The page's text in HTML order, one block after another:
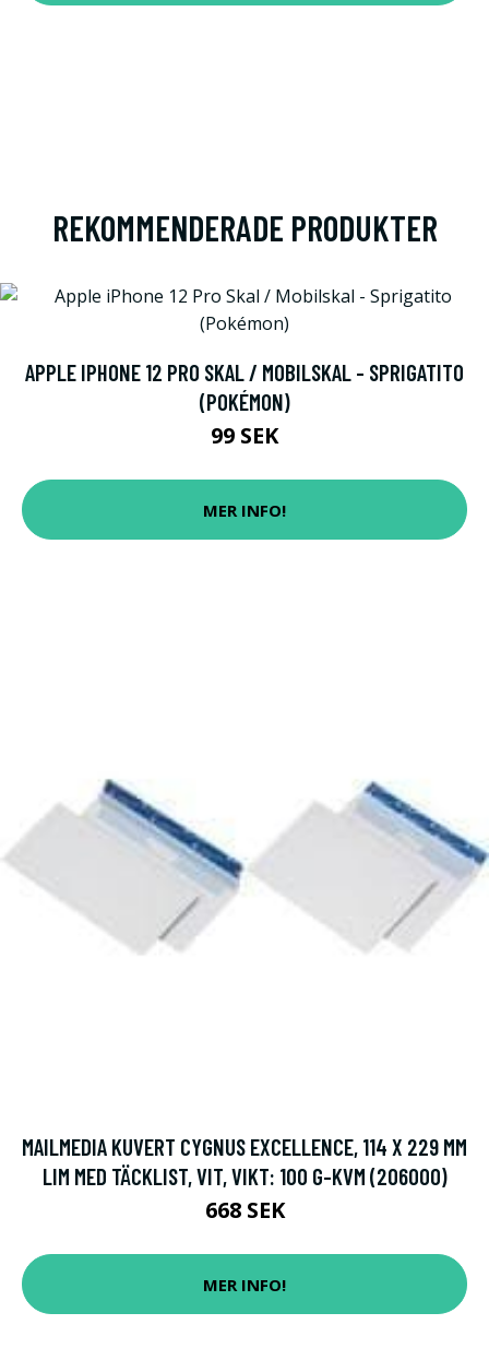
REKOMMENDERADE PRODUKTER
APPLE IPHONE 12 PRO SKAL / MOBILSKAL - SPRIGATITO
(POKÉMON)
99 SEK
MER INFO!
MAILMEDIA KUVERT CYGNUS EXCELLENCE, 114 X 229 MM
LIM MED TÄCKLIST, VIT, VIKT: 100 G-KVM (206000)
668 SEK
MER INFO!